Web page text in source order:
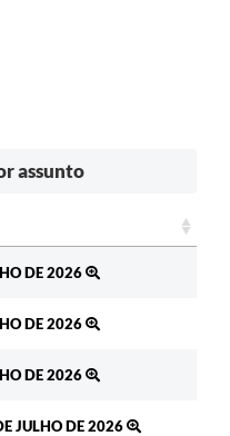
assunto
DE 2026
DE 2026
DE 2026
JULHO DE 2026